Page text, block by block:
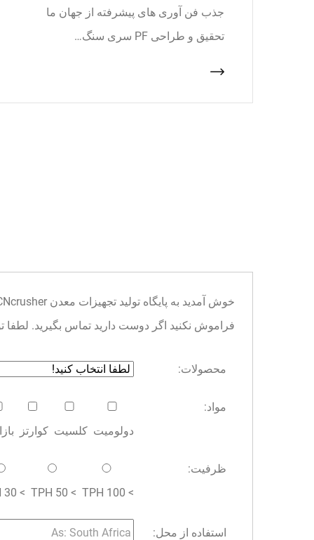
جذب فن آوری های پیشرفته از جهان ما
تحقیق و طراحی PF سری سنگ…
فراموش نکنید اگر دوست دارید تماس بگیرید. لطفا
محصولات:
مواد:
دولومیت کلسیت کوارتز
ظرفیت:
> 100 TPH
> 50 TPH
> 30 TPH
استفاده از محل: